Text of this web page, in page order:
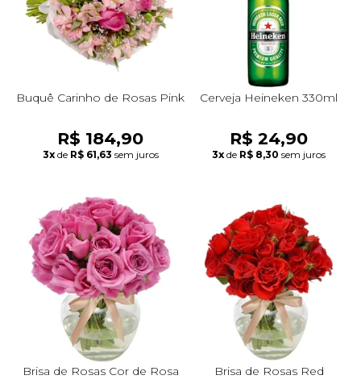
Buquê Carinho de Rosas Pink
R$ 184,90
3x de R$ 61,63 sem juros
Cerveja Heineken 330ml
R$ 24,90
3x de R$ 8,30 sem juros
Brisa de Rosas Cor de Rosa Brisa de Rosas Red